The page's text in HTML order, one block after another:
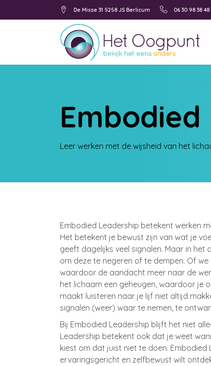
De Misse 31 5258 JS Berlicum 06 30 98 38 48
Leer werken met de wijsheid van het
Embodied Leadership betekent werken
Het betekent je bewust zijn van wat je
geeft dagelijks veel signalen. Maar in het
om deze te negeren of te dempen. Of
waardoor de aandacht meer naar de
het lichaam een geheugen, waardoor je
maakt luisteren naar je lijf niet altijd
signalen (weer) waar te nemen, te
Bij Embodied Leadership blijft het niet
Leadership betekent ook dat je weet
kiest om dat juist niet te doen.
ervaringsgericht en zelfbewust wilt